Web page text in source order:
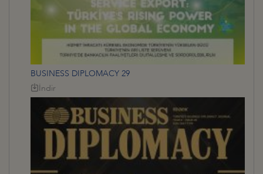
BUSINESS DIPLOMACY 29
İndir